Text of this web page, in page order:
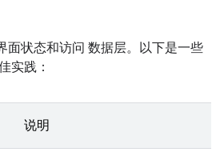
面状态和访问 数据层。以下是一些
实践：
说明